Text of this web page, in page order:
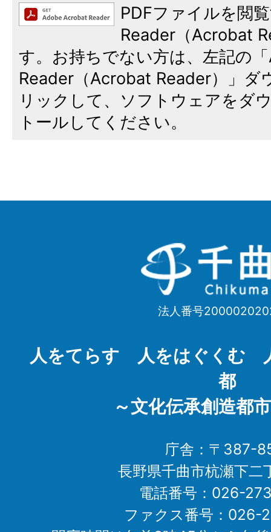
PDFファイルを閲
Reader（Acrobat
す。お持ちでない方は、左記の
Reader（Acrobat Reader）」ダ
リックして、ソフトウェアをダ
トールしてください。
千
曲
Chikuma
法人番号
人をてらす 人をはぐくむ
都
～文化伝承創造都
庁舎：〒387-
長野県千曲市杭瀬下二
電話番号：026-
ファクス番号：026-